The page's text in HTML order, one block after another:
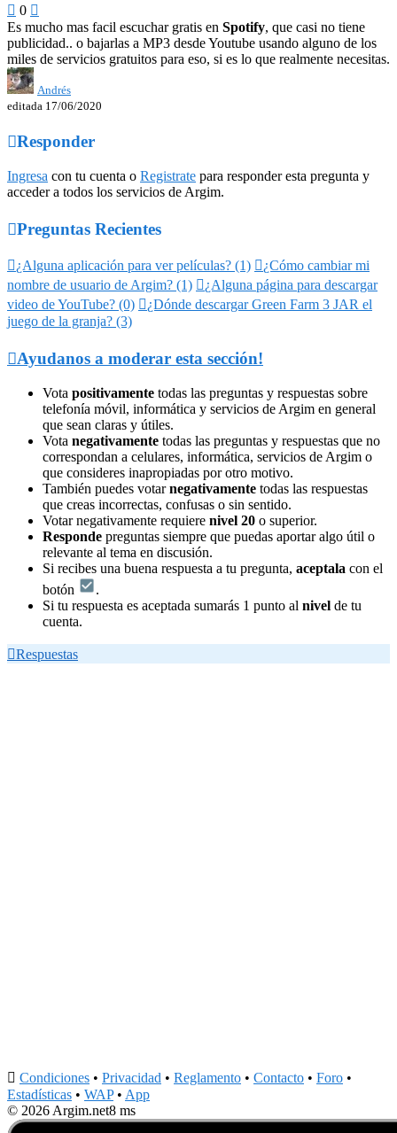
 0 
Es mucho mas facil escuchar gratis en Spotify, que casi no tiene
publicidad.. o bajarlas a MP3 desde Youtube usando alguno de los
miles de servicios gratuitos para eso, si es lo que realmente necesitas.
Andrés
editada 17/06/2020
Responder
Ingresa con tu cuenta o Registrate para responder esta pregunta y
acceder a todos los servicios de Argim.
Preguntas Recientes
¿Alguna aplicación para ver películas? (1) ¿Cómo cambiar mi
nombre de usuario de Argim? (1) ¿Alguna página para descargar
video de YouTube? (0) ¿Dónde descargar Green Farm 3 JAR el
juego de la granja? (3)
Ayudanos a moderar esta sección!
Vota positivamente todas las preguntas y respuestas sobre
telefonía móvil, informática y servicios de Argim en general
que sean claras y útiles.
Vota negativamente todas las preguntas y respuestas que no
correspondan a celulares, informática, servicios de Argim o
que consideres inapropiadas por otro motivo.
También puedes votarnegativamente todas las respuestas
que creas incorrectas, confusas o sin sentido.
Votar negativamente requiere nivel 20 o superior.
Responde preguntas siempre que puedas aportar algo útil o
relevante al tema en discusión.
Si recibes una buena respuesta a tu pregunta, aceptala con el
botón
.
Si tu respuesta es aceptada sumarás 1 punto al nivel de tu
cuenta.
Respuestas
 Condiciones • Privacidad • Reglamento • Contacto • Foro •
Estadísticas • WAP• App
© 2026 Argim.net8 ms